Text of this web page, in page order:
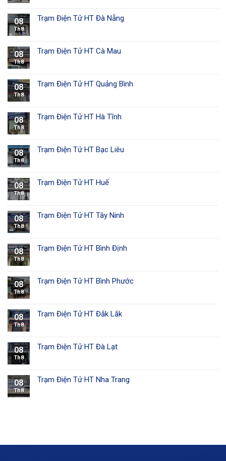
08
Th8
Trạm Điện Tử HT Đà Nẵng
08
Th8
Trạm Điện Tử HT Cà Mau
08
Th8
Trạm Điện Tử HT Quảng Bình
08
Th8
Trạm Điện Tử HT Hà Tĩnh
08
Th8
Trạm Điện Tử HT Bạc Liêu
08
Th8
Trạm Điện Tử HT Huế
08
Th8
Trạm Điện Tử HT Tây Ninh
08
Th8
Trạm Điện Tử HT Bình Định
08
Th8
Trạm Điện Tử HT Bình Phước
08
Th8
Trạm Điện Tử HT Đắk Lắk
08
Th8
Trạm Điện Tử HT Đà Lạt
08
Th8
Trạm Điện Tử HT Nha Trang